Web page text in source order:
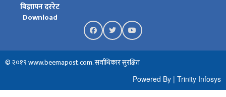
बिज्ञापन दररेट
Download
© २०१९ www.beemapost.com. सर्वाधिकार सुरक्षित
Powered By | Trinity Infosys